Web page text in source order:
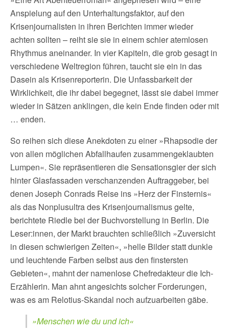
Anspielung auf den Unterhaltungsfaktor, auf den
Krisenjournalisten in ihren Berichten immer wieder
achten sollten – reiht sie sie in einem schier atemlosen
Rhythmus aneinander. In vier Kapiteln, die grob gesagt in
verschiedene Weltregion führen, taucht sie ein in das
Dasein als Krisenreporterin. Die Unfassbarkeit der
Wirklichkeit, die ihr dabei begegnet, lässt sie dabei immer
wieder in Sätzen anklingen, die kein Ende finden oder mit
… enden.
So reihen sich diese Anekdoten zu einer »Rhapsodie der
von allen möglichen Abfallhaufen zusammengeklaubten
Lumpen«. Sie repräsentieren die Sensationsgier der sich
hinter Glasfassaden verschanzenden Auftraggeber, bei
denen Joseph Conrads Reise ins »Herz der Finsternis«
als das Nonplusultra des Krisenjournalismus gelte,
berichtete Riedle bei der Buchvorstellung in Berlin. Die
Leser:innen, der Markt brauchten schließlich »Zuversicht
in diesen schwierigen Zeiten«, »helle Bilder statt dunkle
und leuchtende Farben selbst aus den finstersten
Gebieten«, mahnt der namenlose Chefredakteur die Ich-
Erzählerin. Man ahnt angesichts solcher Forderungen,
was es am Relotius-Skandal noch aufzuarbeiten gäbe.
»Menschen wie du und ich«